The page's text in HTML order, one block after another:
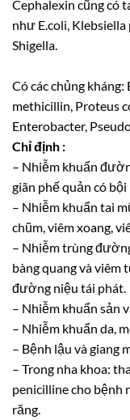
Cephalexin cũng có
như E.coli,
Shigella.
Có các chủng
methicillin, Proteus
Enterobacter,
Chỉ định :
– Nhiễm khuẩn
giãn phế quản có bội
– Nhiễm khuẩn tai
chũm, viêm xoang,
– Nhiễm trùng
bàng quang và
đường niệu tái phát.
– Nhiễm khuẩn sản
– Nhiễm khuẩn da,
– Bệnh lậu và giang
– Trong nha khoa:
penicilline cho bệnh
răng.